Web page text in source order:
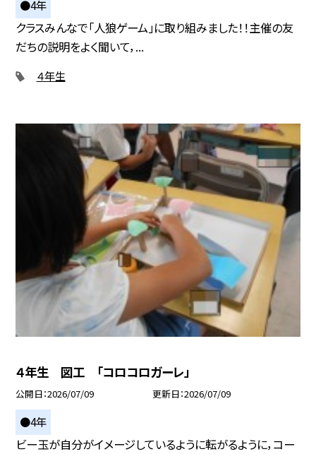
●4年
クラスみんなで「人狼ゲーム」に取り組みました！！主催の友
だちの説明をよく聞いて，...
４年生
４年生 図工 「コロコロガーレ」
公開日 2026/07/09 更新日 2026/07/09
●4年
ビー玉が自分がイメージしているように転がるように，コー